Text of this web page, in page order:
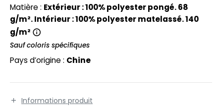
IN EUROPE
LABEL / TEAR AWAY
HALES
ROW
OF THE LOOM
OF THE LOOM VINTAGE
les coutures 6,5 cm.
Matière : Extérieur : 100% polyester pongé. 68
g/m². Intérieur : 100% polyester matelassé. 140
g/m²
Sauf coloris spécifiques
Pays d’origine : Chine
Informations produit